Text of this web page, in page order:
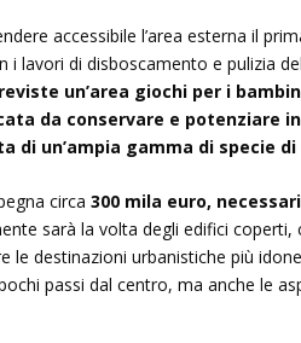
accessibile l’area esterna il
lavori di disboscamento e pulizia
un’area giochi per i
da conservare e potenziare
di un’ampia gamma di specie
circa 300 mila euro,
sarà la volta degli edifici
destinazioni urbanistiche più
passi dal centro, ma anche le